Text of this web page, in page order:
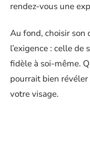
rendez-vous une
Au fond, choisir son
l’exigence : celle
fidèle à soi-même.
pourrait bien
votre visage.